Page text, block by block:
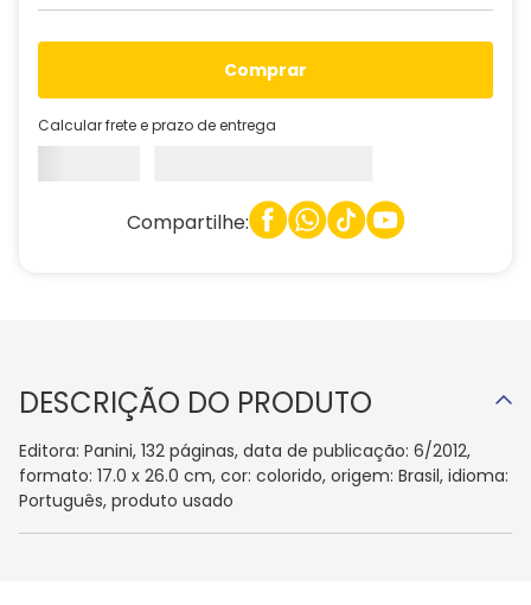
comprar
Calcular frete e prazo de entrega
Compartilhe:
DESCRIÇÃO DO PRODUTO
Editora: Panini, 132 páginas, data de publicação: 6/2012,
formato: 17.0 x 26.0 cm, cor: colorido, origem: Brasil, idioma:
Português, produto usado